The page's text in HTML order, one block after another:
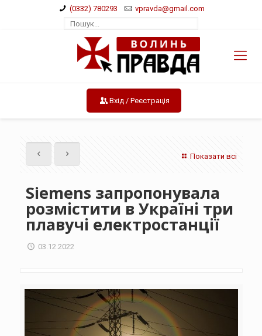
(0332) 780293 vpravda@gmail.com
Вхід / Реєстрація
Показати всі
Siemens запропонувала
розмістити в Україні три
плавучі електростанції
03.12.2022